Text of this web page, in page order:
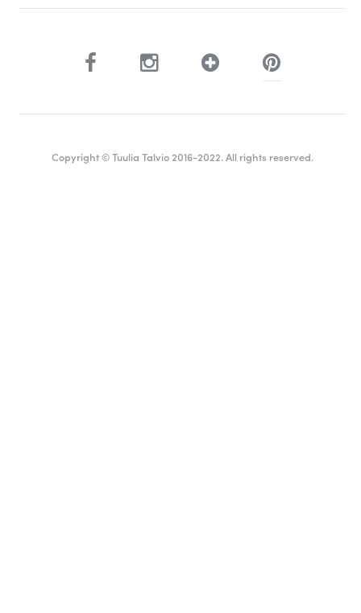
Copyright © Tuulia Talvio 2016-2022. All rights reserved.